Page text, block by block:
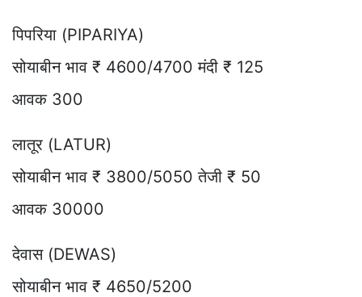
पिपरिया (PIPARIYA)
सोयाबीन भाव ₹ 4600/4700 मंदी ₹ 125
आवक 300
लातूर (LATUR)
सोयाबीन भाव ₹ 3800/5050 तेजी ₹ 50
आवक 30000
देवास (DEWAS)
सोयाबीन भाव ₹ 4650/5200